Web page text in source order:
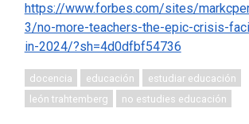
https://www.forbes.com/sites/
3/no-more-teachers-the-epic-crisis-
in-2024/?sh=4d0dfbf54736
docencia educación
estudiar educación
león trahtemberg
no estudies educación